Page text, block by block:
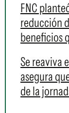
FNC
reducción
beneficios
Se reaviva
asegura
de la